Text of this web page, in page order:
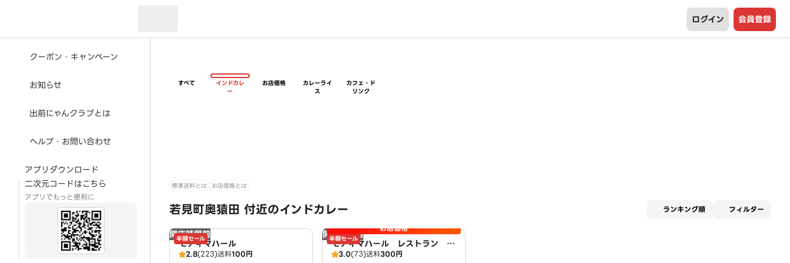
ログイン 会員登録
クーポン・キャンペーン
お知らせ
出前にゃんクラブとは
ヘルプ・お問い合わせ
アプリダウンロード
二次元コードはこちら
アプリでもっと便利に
すべて
インドカレ
ー
お店価格
カレーライ
ス
カフェ・ド
リンク
標準送料とは お店価格とは
若見町奥猿田 付近のインドカレー ランキング順 フィルター
開店時間前
半額セール
モティマハール
2.8(223)送料100円
開店時間前
半額セール
お店価格
モティマハール レストラン ア
ンドバー
3.0(73)送料300円